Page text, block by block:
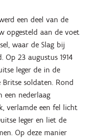
een deel van de
opgesteld aan de voet
waar de Slag bij
Op 23 augustus 1914
leger de in de
soldaten. Rond
een nederlaag
verlamde een fel licht
leger en liet de
Op deze manier